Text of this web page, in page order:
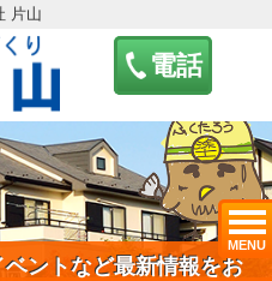
電話
MENU
片山
ントなど最新情報をお